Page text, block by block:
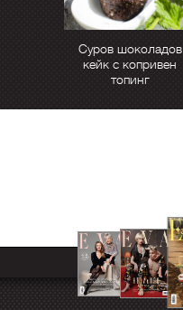
Суров шоколадов
кейк с копривен
топинг